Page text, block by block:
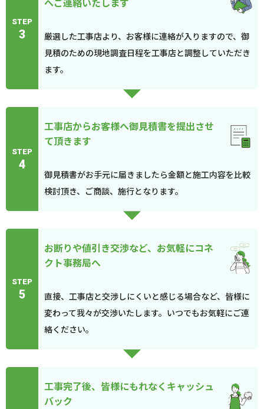
STEP
3
厳選した工事店より、お客様に連絡が入りますので、御
見積のための現地調査日程を工事店と調整していただき
ます。
STEP
4
工事店からお客様へ御見積書を提出させ
て頂きます
御見積書がお手元に届きましたら金額と施工内容を比較
検討頂き、ご商談、施行となります。
STEP
5
お断りや値引き交渉など、お気軽にコネ
クト事務局へ
直接、工事店と交渉しにくいと感じる場合など、皆様に
変わって我々が交渉いたします。いつでもお気軽にご連
絡ください。
工事完了後、皆様にもれなくキャッシュ
バック